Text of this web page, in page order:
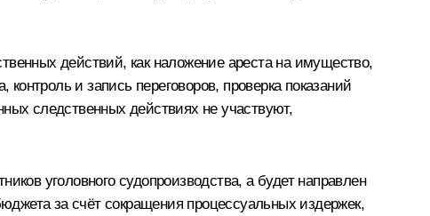
действий, как наложение ареста на имущество,
и запись переговоров, проверка показаний
следственных действиях не участвуют,
уголовного судопроизводства, а будет направлен
за счёт сокращения процессуальных издержек,